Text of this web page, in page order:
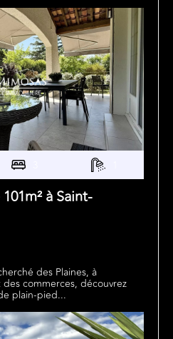
à Saint-
des Plaines, à
commerces, découvrez
plain-pied...